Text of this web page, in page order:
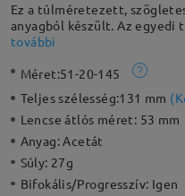
Ez a túlméretezett,
anyagból készült. Az egyedi
vintage hangulatot
el egy tanulmányi, 1980-as
vállalja bátran a karakteres,
további
Méret:51-20-145
Teljes szélesség:131 mm (
Lencse átlós méret: 53 mm
Anyag:Acetát
Súly: 27g
Bifokális/Progresszív: Igen